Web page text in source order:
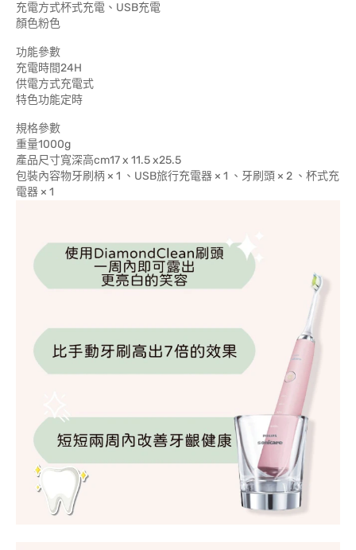
充電方式杯式充電、USB充電
顏色粉色
功能參數
充電時間24H
供電方式充電式
特色功能定時
規格參數
重量1000g
產品尺寸寬深高cm17 x 11.5 x25.5
包裝內容物牙刷柄 × 1 、USB旅行充電器 × 1 、牙刷頭 × 2 、杯式充
電器 × 1